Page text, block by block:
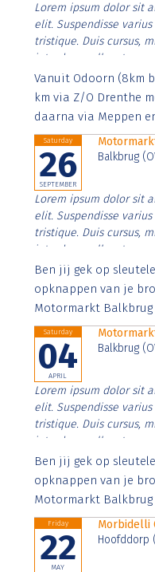
Lorem ipsum dolor sit
elit. Suspendisse
tristique. Duis cursus,
interdum nulla, ut
Aenean faucibus nibh
imperdiet. Nunc ut sem
Vanuit Odoorn (8km
km via Z/O Drenthe
daarna via Meppen
Saturday
26
SEPTEMBER
Balkbrug
Lorem ipsum dolor sit
elit. Suspendisse
tristique. Duis cursus,
interdum nulla, ut
Aenean faucibus nibh
imperdiet. Nunc ut
Ben jij gek op
opknappen van je
Motormarkt Balkbrug
Saturday
04
APRIL
Balkbrug
Lorem ipsum dolor sit
elit. Suspendisse
tristique. Duis cursus,
interdum nulla, ut
Aenean faucibus nibh
imperdiet. Nunc ut
Ben jij gek op
opknappen van je
Motormarkt Balkbrug
Friday
22
MAY
Morbidelli
Hoofddorp